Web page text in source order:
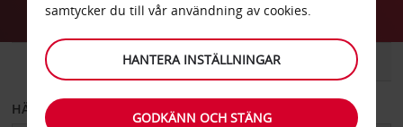
SKÅPBIL
HÄMTA FRÅN
samtycker du till vår användning av cookies.
HANTERA INSTÄLLNINGAR
GODKÄNN OCH STÄNG